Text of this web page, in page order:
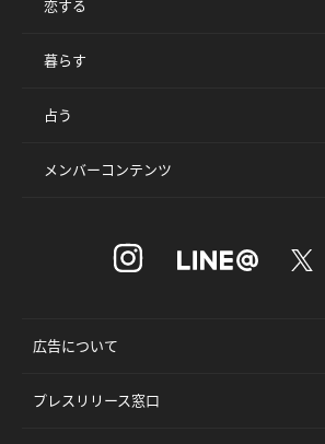
恋する
暮らす
占う
メンバーコンテンツ
広告について
プレスリリース窓口